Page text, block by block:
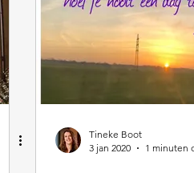
Tineke Boot
3 jan 2020
1 minuten